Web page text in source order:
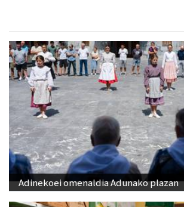
Adinekoei omenaldia Adunako plazan